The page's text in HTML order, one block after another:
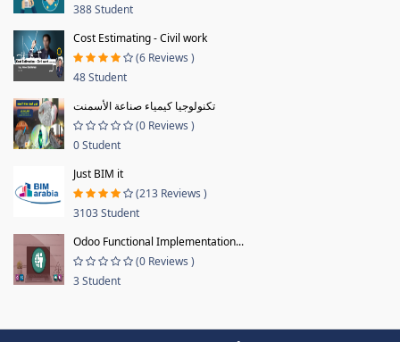
388 Student
Cost Estimating - Civil work
(6 Reviews )
48 Student
تكنولوجيا كيمياء صناعة الأسمنت
(0 Reviews )
0 Student
Just BIM it
(213 Reviews )
3103 Student
Odoo Functional Implementation...
(0 Reviews )
3 Student